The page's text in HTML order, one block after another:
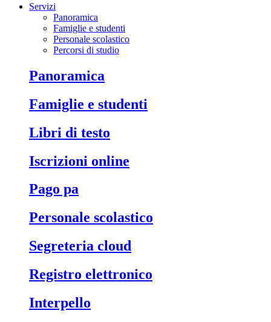
Servizi
Panoramica
Famiglie e studenti
Personale scolastico
Percorsi di studio
panoramica
famiglie e studenti
libri di testo
iscrizioni online
pago pa
personale scolastico
segreteria cloud
registro elettronico
interpello